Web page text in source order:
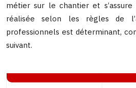
métier sur le chantier et
réalisée selon les règles de
professionnels est déterminant,
suivant.